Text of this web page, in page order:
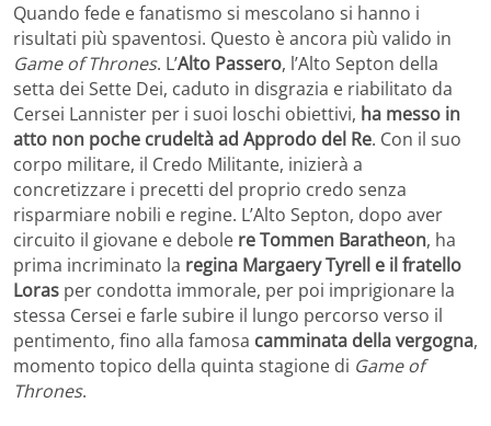
Quando fede e fanatismo si mescolano si hanno i
risultati più spaventosi. Questo è ancora più valido in
Game of Thrones. L’Alto Passero, l’Alto Septon della
setta dei Sette Dei, caduto in disgrazia e riabilitato da
Cersei Lannister per i suoi loschi obiettivi, ha messo in
atto non poche crudeltà ad Approdo del Re. Con il suo
corpo militare, il Credo Militante, inizierà a
concretizzare i precetti del proprio credo senza
risparmiare nobili e regine. L’Alto Septon, dopo aver
circuito il giovane e debole re Tommen Baratheon, ha
prima incriminato la regina Margaery Tyrell e il fratello
Loras per condotta immorale, per poi imprigionare la
stessa Cersei e farle subire il lungo percorso verso il
pentimento, fino alla famosa camminata della vergogna,
momento topico della quinta stagione di Game of
Thrones.